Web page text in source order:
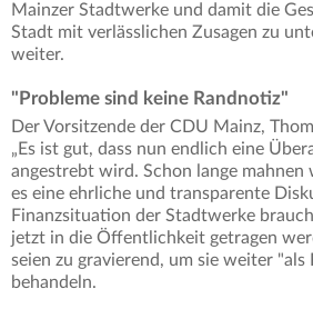
Mainzer Stadtwerke und damit die
Stadt mit verlässlichen Zusagen zu
weiter.
"Probleme sind keine Randnotiz"
Der Vorsitzende der CDU Mainz,
„Es ist gut, dass nun endlich eine
angestrebt wird. Schon lange mahnen
es eine ehrliche und transparente
Finanzsituation der Stadtwerke
jetzt in die Öffentlichkeit getragen
seien zu gravierend, um sie weiter "als
behandeln.